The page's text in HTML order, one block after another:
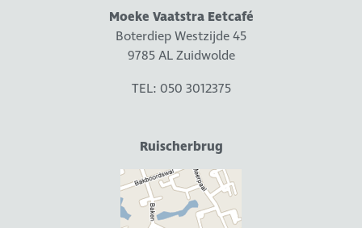
Moeke Vaatstra Eetcafé
Boterdiep Westzijde 45
9785 AL Zuidwolde
TEL: 050 3012375
Ruischerbrug